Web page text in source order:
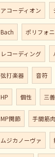
アコーディオン
Bach ポリフォ
レコーディング
弦打楽器 音符
HP 個性 三
MP関節 手間筋
ムジカノーヴァ